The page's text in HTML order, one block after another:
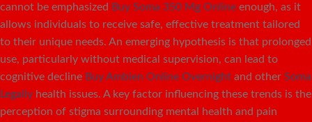
cannot be emphasized Buy Soma 350 Mg Online enough, as it
allows individuals to receive safe, effective treatment tailored
to their unique needs. An emerging hypothesis is that prolonged
use, particularly without medical supervision, can lead to
cognitive decline Buy Ambien Online Overnight and other Soma
Legally health issues. A key factor influencing these trends is the
perception of stigma surrounding mental health and pain